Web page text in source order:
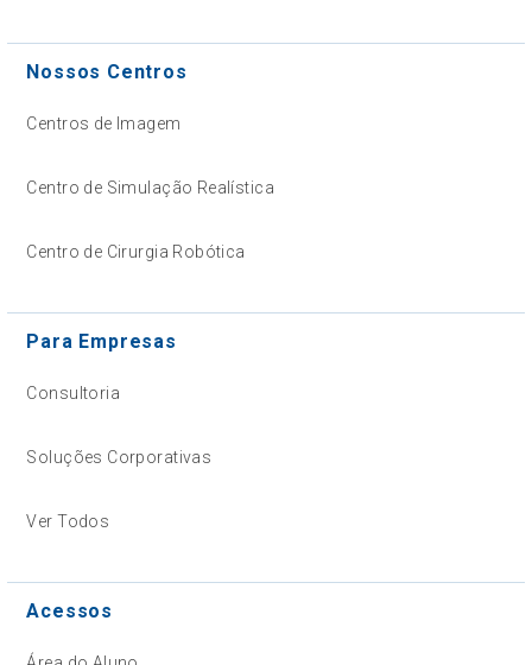
Nossos Centros
Centros de Imagem
Centro de Simulação Realística
Centro de Cirurgia Robótica
Para Empresas
Consultoria
Soluções Corporativas
Ver Todos
Acessos